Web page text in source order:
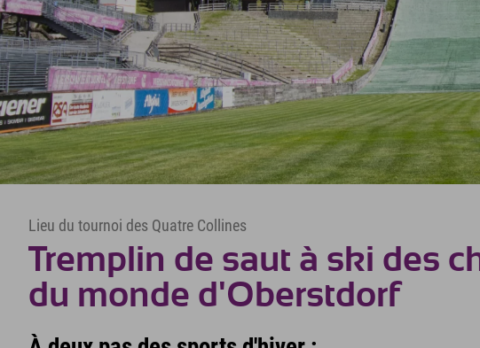
Lieu du tournoi des Quatre Collines
Tremplin de saut à ski des
du monde d'Oberstdorf